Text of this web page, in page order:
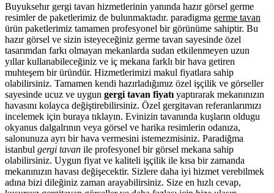
Buyuksehır gergi tavan hizmetlerinin yanında hazır görsel germe
resimler de paketlerimiz de bulunmaktadır. paradigma germe tavan
ürün paketlerimiz tamamen profesyonel bir görünüme sahiptir. Bu
hazır görsel ve sizin isteyeceğiniz germe tavan sayesinde özel
tasarımdan farkı olmayan mekanlarda sudan etkilenmeyen uzun
yıllar kullanabileceğiniz ve iç mekana farklı bir hava getiren
muhteşem bir üründür. Hizmetlerimizi makul fiyatlara sahip
olabilirsiniz. Tamamen kendi hazırladığımız özel işçilik ve görseller
sayesinde ucuz ve uygun gergi tavan fiyatı yaptırarak mekanınızın
havasını kolayca değiştirebilirsiniz. Özel gergitavan referanlarımızı
incelemek için buraya tıklayın. Evinizin tavanında kuşların oldugu
okyanus dalgalrının veya görsel ve harika resimlerin odanıza,
salonunuza ayrı bir hava vermesini istemezmisiniz. Paradiğma
istanbul gergi tavan ile profesyonel bir görsel mekana sahip
olabilirsiniz. Uygun fiyat ve kaliteli işçilik ile kısa bir zamanda
mekanınızın havası değişecektir. Sizlere daha iyi hizmet verebilmek
adına bizi dileğiniz zaman arayabilirsiniz. Size en hızlı cevap,